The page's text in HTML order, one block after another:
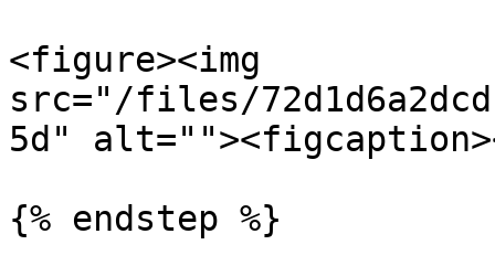
<figure><img
src="/files/
5d"
{% endstep %}